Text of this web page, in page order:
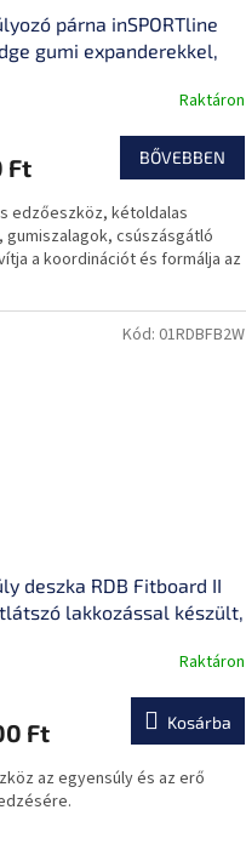
párna inSPORTline
gumi expanderekkel,
domborulatok
Raktáron
Ft BŐVEBBEN
edzőeszköz, kétoldalas
gumiszalagok, csúszásgátló
a koordinációt és formálja az
deszka RDB Fitboard II
lakkozással készült,
Raktáron
Ft Kosárba
az egyensúly és az erő
Kód: 01RDBFB2W